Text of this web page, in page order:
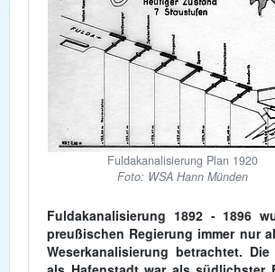
Fuldakanalisierung Plan 1920
Foto: WSA Hann Münden
Fuldakanalisierung 1892 - 1896
preußischen Regierung immer nur
Weserkanalisierung betrachtet.